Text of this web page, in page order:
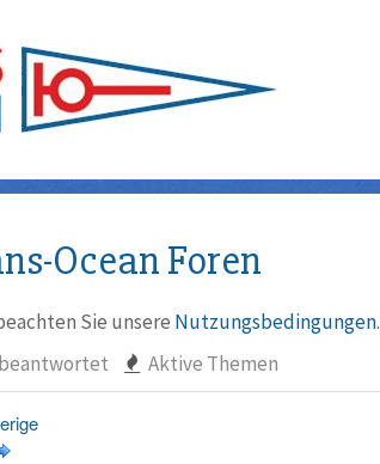
Ocean Foren
Sie unsere Nutzungsbedingungen.
Aktive Themen